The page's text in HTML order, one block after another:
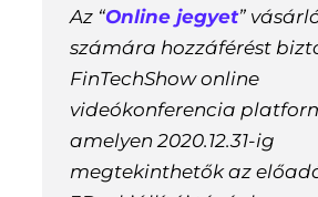
Az “Online jegyet”
számára hozzáférést
FinTechShow online
videókonferencia
amelyen 2020.12.31-ig
megtekinthetők az